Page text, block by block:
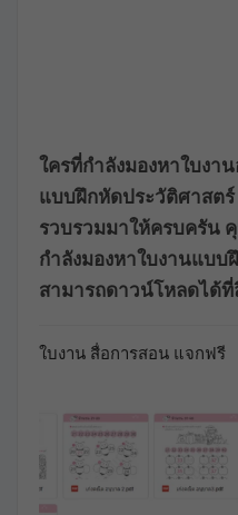
ใครที่กำลังมองหาใบงา
แบบฝึกหัดประวัติศาสตร์
รวบรวมมาให้ครบครัน
กำลังมองหาใบงานแบบ
สามารถดาวน์โหลดได้ที่
ใบงาน สื่อการสอน แจกฟรี